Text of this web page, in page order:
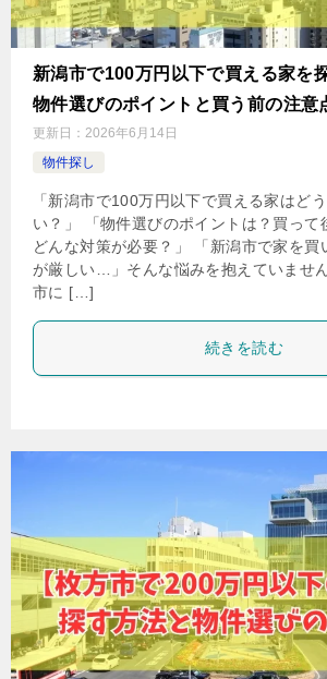
新潟市で100万円以下で買える家を
物件選びのポイントと買う前の注意
更新日： 2026年6月14日
物件探し
「新潟市で100万円以下で買える家はど
い？」 「物件選びのポイントは？買って
どんな対策が必要？」 「新潟市で家を買
が厳しい…」そんな悩みを抱えていませ
市に […]
続きを読む